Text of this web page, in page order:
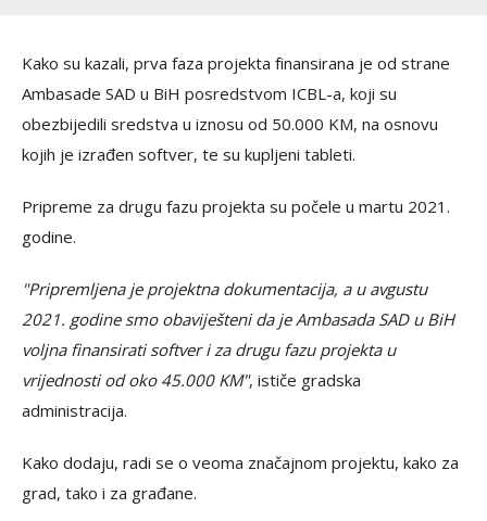
Kako su kazali, prva faza projekta finansirana je od strane
Ambasade SAD u BiH posredstvom ICBL-a, koji su
obezbijedili sredstva u iznosu od 50.000 KM, na osnovu
kojih je izrađen softver, te su kupljeni tableti.
Pripreme za drugu fazu projekta su počele u martu 2021.
godine.
"Pripremljena je projektna dokumentacija, a u avgustu
2021. godine smo obaviješteni da je Ambasada SAD u BiH
voljna finansirati softver i za drugu fazu projekta u
vrijednosti od oko 45.000 KM", ističe gradska
administracija.
Kako dodaju, radi se o veoma značajnom projektu, kako za
grad, tako i za građane.